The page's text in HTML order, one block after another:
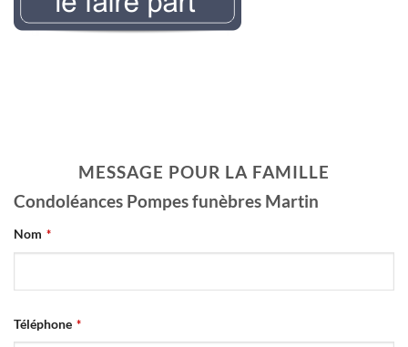
MESSAGE POUR LA FAMILLE
Condoléances Pompes funèbres Martin
Nom *
Téléphone *